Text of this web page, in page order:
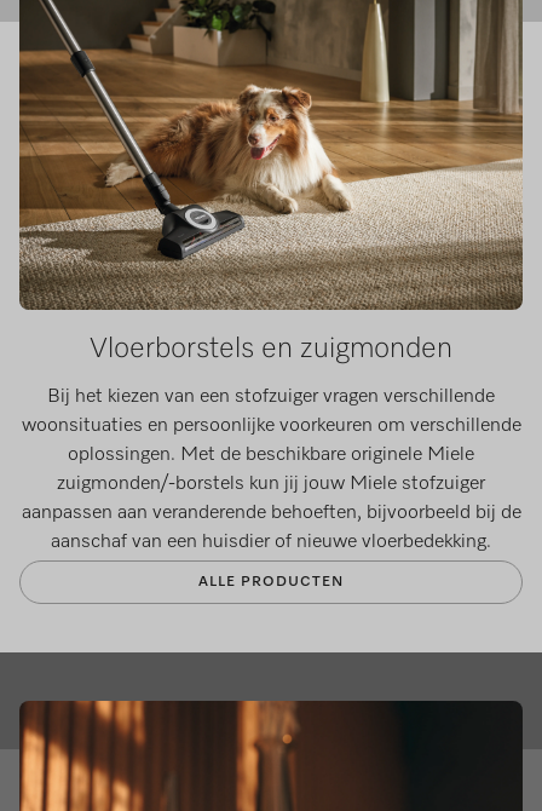
Vloerborstels en zuigmonden
Bij het kiezen van een stofzuiger vragen verschillende
woonsituaties en persoonlijke voorkeuren om verschillende
oplossingen. Met de beschikbare originele Miele
zuigmonden/-borstels kun jij jouw Miele stofzuiger
aanpassen aan veranderende behoeften, bijvoorbeeld bij de
aanschaf van een huisdier of nieuwe vloerbedekking.
ALLE PRODUCTEN